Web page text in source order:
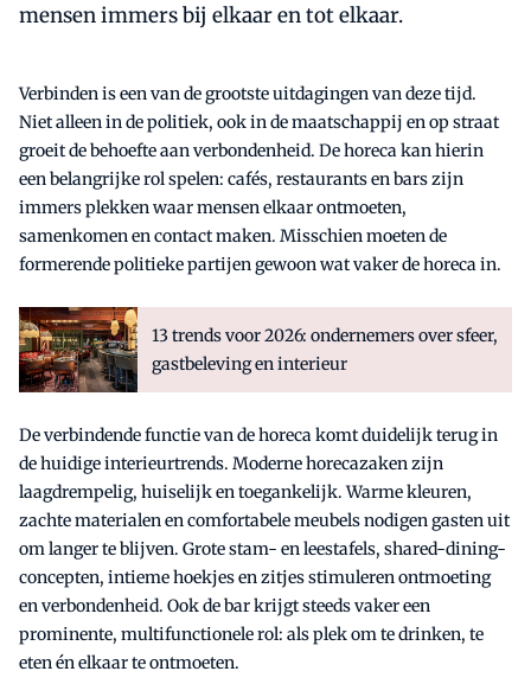
mensen immers bij elkaar en tot elkaar.
Verbinden is een van de grootste uitdagingen van deze tijd.
Niet alleen in de politiek, ook in de maatschappij en op straat
groeit de behoefte aan verbondenheid. De horeca kan hierin
een belangrijke rol spelen: cafés, restaurants en bars zijn
immers plekken waar mensen elkaar ontmoeten,
samenkomen en contact maken. Misschien moeten de
formerende politieke partijen gewoon wat vaker de horeca in.
13 trends voor 2026: ondernemers over sfeer,
gastbeleving en interieur
De verbindende functie van de horeca komt duidelijk terug in
de huidige interieurtrends. Moderne horecazaken zijn
laagdrempelig, huiselijk en toegankelijk. Warme kleuren,
zachte materialen en comfortabele meubels nodigen gasten uit
om langer te blijven. Grote stam- en leestafels, shared-dining-
concepten, intieme hoekjes en zitjes stimuleren ontmoeting
en verbondenheid. Ook de bar krijgt steeds vaker een
prominente, multifunctionele rol: als plek om te drinken, te
eten én elkaar te ontmoeten.